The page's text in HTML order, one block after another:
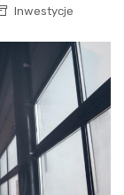
Inwestycje